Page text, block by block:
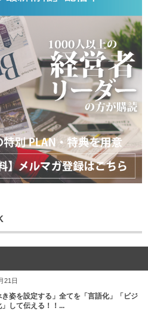
21日
き姿を設定する」全てを「言語化」「ビジ
」して伝える！！...